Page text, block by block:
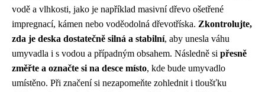
vodě a vlhkosti, jako je například masivní dřevo ošetřené
impregnací, kámen nebo voděodolná dřevotříska. Zkontrolujte,
zda je deska dostatečně silná a stabilní, aby unesla váhu
umyvadla i s vodou a případným obsahem. Následně si přesně
změřte a označte si na desce místo, kde bude umyvadlo
umístěno. Při značení si nezapomeňte zohlednit i tloušťku